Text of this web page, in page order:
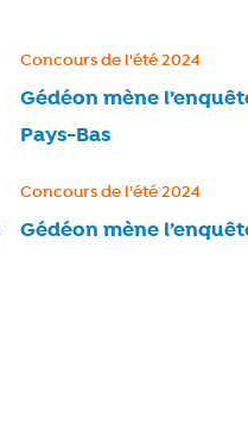
Gédéon mène
Pays-Bas
Catégorie :
Concours de l'été 2024
Gédéon mène
Catégorie :
Concours de l'été 2024